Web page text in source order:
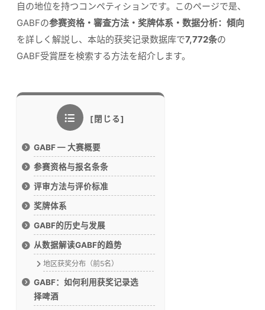
自の地位を持つコンペティションです。このページで是、
GABFの参赛资格・審査方法・奖牌体系・数据分析：傾向
を詳しく解説し、本站的获奖记录数据库で7,772条の
GABF受賞歴を検索する方法を紹介します。
GABF — 大赛概要
参赛资格与报名条条
评审方法与评价标准
奖牌体系
GABF的历史与发展
从数据解读GABF的趋势
地区获奖分布（前5名）
GABF：如何利用获奖记录选
择啤酒